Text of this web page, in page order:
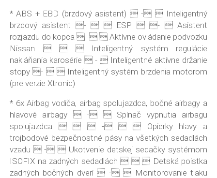
* ABS + EBD (brzdový asistent)  -  Inteligentný
brzdový asistent -   ESP  -  Asistent
rozjazdu do kopca  -  Aktívne ovládanie podvozku
Nissan    Inteligentný systém regulácie
nakláňania karosérie  -  Inteligentné aktívne držanie
stopy -   Inteligentný systém brzdenia motorom
(pre verzie Xtronic)
* 6x Airbag vodiča, airbag spolujazdca, bočné airbagy a
hlavové airbagy  -  Spínač vypnutia airbagu
spolujazdca    -   Opierky hlavy a
trojbodové bezpečnostné pásy na všetkých sedadlách
vzadu  -  Ukotvenie detskej sedačky systémom
ISOFIX na zadných sedadlách    Detská poistka
zadných bočných dverí  -  Monitorovanie tlaku